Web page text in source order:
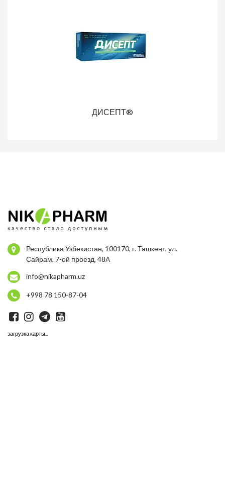
ДИСЕПТ®
Республика Узбекистан, 100170, г. Ташкент, ул.
Сайрам, 7-ой проезд, 48А
info@nikapharm.uz
+998 78 150-87-04
загрузка карты...